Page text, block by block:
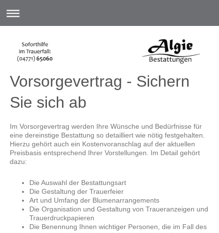
Vorsorgevertrag - Sichern
Sie sich ab
Im Vorsorgevertrag werden Ihre Wünsche und Bedürfnisse für
eine dereinstige Bestattung so detailliert wie nötig festgehalten.
Hierzu gehört auch ein Kostenvoranschlag auf der aktuellen
Preisbasis entsprechend Ihrer Vorstellungen. Im Detail gehört
dazu:
Die Auswahl der Bestattungsart
Die Gestaltung der Trauerfeier
Art und Umfang der Blumenarrangements
Die Organisation und Gestaltung von Traueranzeigen und
Trauerdruckpapieren
Die Benennung Ihnen wichtiger Personen, die im Fall des